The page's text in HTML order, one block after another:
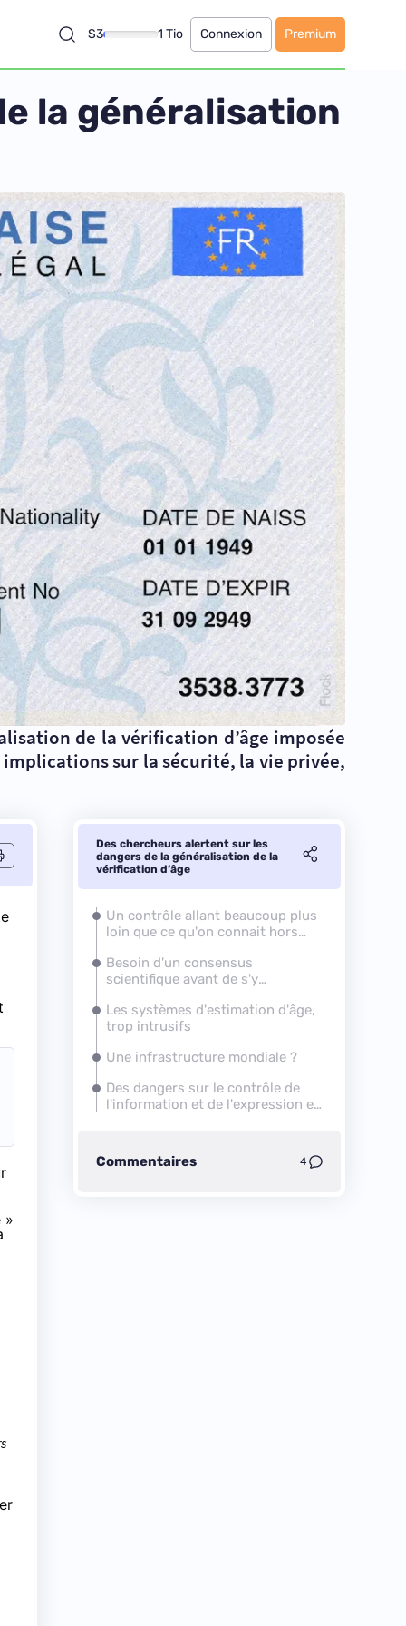
S3 1 Tio Connexion Premium
la généralisation
de la vérification d’âge imposée
sur la sécurité, la vie privée,
»
Des chercheurs alertent sur les
dangers de la généralisation de la
vérification d’âge
Un contrôle allant beaucoup plus
loin que ce qu'on connait hors
Besoin d'un consensus
scientifique avant de s'y
Les systèmes d'estimation d'âge,
trop intrusifs
Une infrastructure mondiale ?
Des dangers sur le contrôle de
l'information et de l'expression en
Commentaires 4